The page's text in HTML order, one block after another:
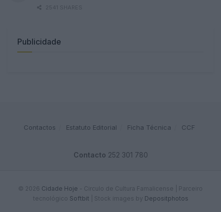
2541 SHARES
Publicidade
Contactos Estatuto Editorial Ficha Técnica CCF
Contacto 252 301 780
© 2026 Cidade Hoje - Circulo de Cultura Famalicense | Parceiro
tecnológico Softbit Stock images by Depositphotos